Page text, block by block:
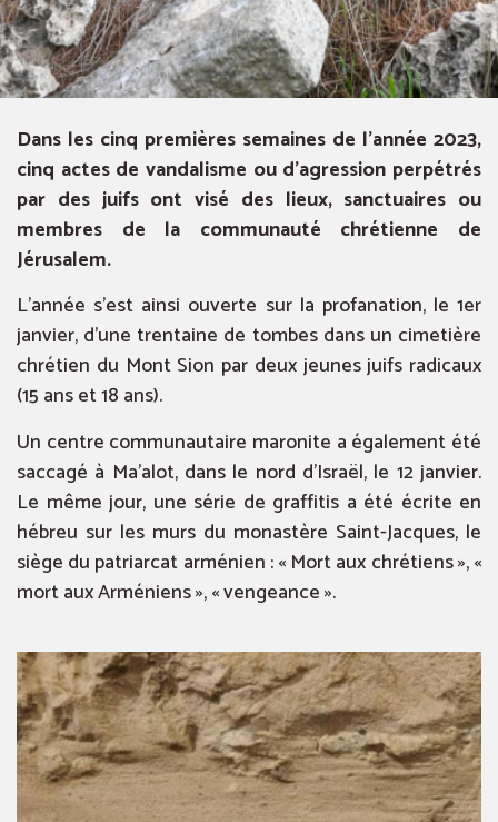
Dans les cinq premières semaines de l’année 2023,
cinq actes de vandalisme ou d’agression perpétrés
par des juifs ont visé des lieux, sanctuaires ou
membres de la communauté chrétienne de
Jérusalem.
L’année s’est ainsi ouverte sur la profanation, le 1er
janvier, d’une trentaine de tombes dans un cimetière
chrétien du Mont Sion par deux jeunes juifs radicaux
(15 ans et 18 ans).
Un centre communautaire maronite a également été
saccagé à Ma’alot, dans le nord d’Israël, le 12 janvier.
Le même jour, une série de graffitis a été écrite en
hébreu sur les murs du monastère Saint-Jacques, le
siège du patriarcat arménien : « Mort aux chrétiens », «
mort aux Arméniens », « vengeance ».